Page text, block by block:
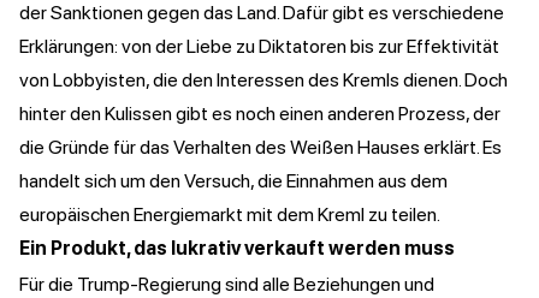
der Sanktionen gegen das Land. Dafür gibt es verschiedene
Erklärungen: von der Liebe zu Diktatoren bis zur Effektivität
von Lobbyisten, die den Interessen des Kremls dienen. Doch
hinter den Kulissen gibt es noch einen anderen Prozess, der
die Gründe für das Verhalten des Weißen Hauses erklärt. Es
handelt sich um den Versuch, die Einnahmen aus dem
europäischen Energiemarkt mit dem Kreml zu teilen.
Ein Produkt, das lukrativ verkauft werden muss
Für die Trump-Regierung sind alle Beziehungen und